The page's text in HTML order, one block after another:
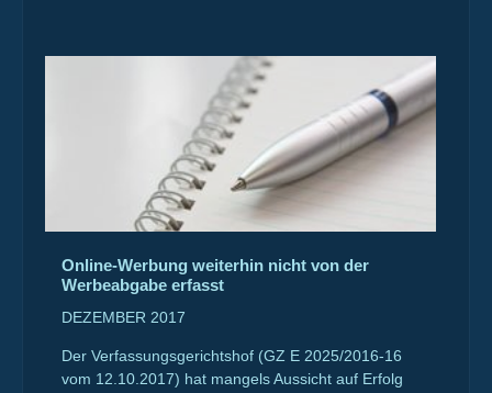
Online-Werbung weiterhin nicht von der
Werbeabgabe erfasst
DEZEMBER 2017
Der Verfassungsgerichtshof (GZ E 2025/2016-16
vom 12.10.2017) hat mangels Aussicht auf Erfolg